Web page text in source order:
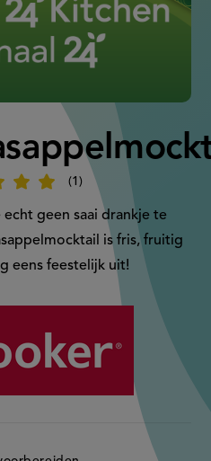
1
Beoordeel
'Bloedsinaasappelmocktail'
geen saai drankje te
is fris, fruitig
eens feestelijk uit!
door: